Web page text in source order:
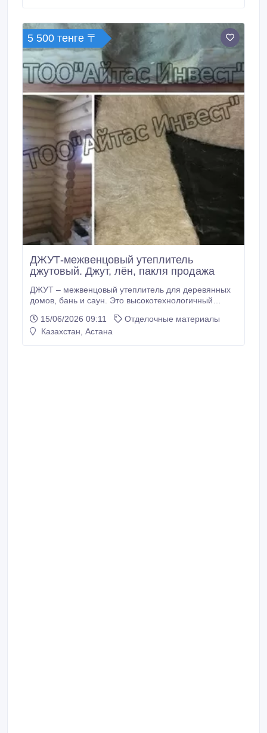
5 500 тенге 〒
ДЖУТ-межвенцовый утеплитель
джутовый. Джут, лён, пакля продажа
ДЖУТ – межвенцовый утеплитель для деревянных
домов, бань и саун. Это высокотехнологичный
отличными характеристиками и прекрасным
внешним видом. ДЖУТ производится из
15/06/2026 09:11
Отделочные материалы
Казахстан, Астана